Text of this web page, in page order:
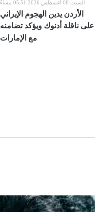
السبت 08 أغسطس 2026 05:51 مساءً
الأردن يدين الهجوم الإيراني
على ناقلة أدنوك ويؤكد تضامنه
مع الإمارات